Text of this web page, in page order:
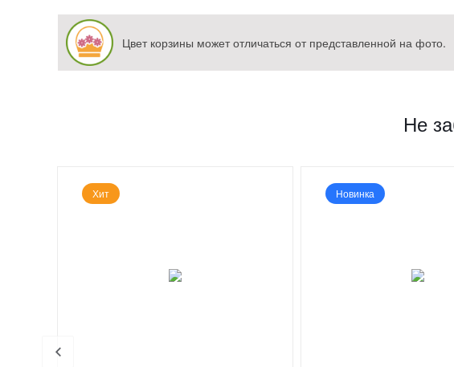
Цвет корзины может отличаться от представленной на фото.
Не
Хит Новинка